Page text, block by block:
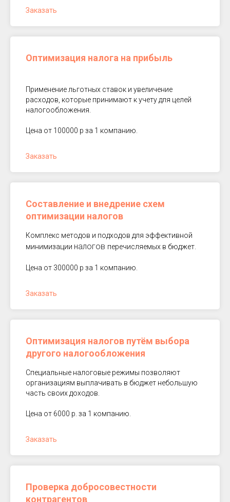
Заказать
Оптимизация налога на прибыль
Применение льготных ставок и увеличение
расходов, которые принимают к учету для целей
налогообложения.
Цена от 100000 р за 1 компанию.
Заказать
Составление и внедрение схем
оптимизации налогов
Комплекс методов и подходов для эффективной
минимизации налогов перечисляемых в бюджет.
Цена от 300000 р за 1 компанию.
Заказать
Оптимизация налогов путём выбора
другого налогообложения
Специальные налоговые режимы позволяют
организациям выплачивать в бюджет небольшую
часть своих доходов.
Цена от 6000 р. за 1 компанию.
Заказать
Проверка добросовестности
контрагентов